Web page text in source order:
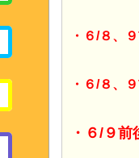
・６/８、
・６/８、
・６/９